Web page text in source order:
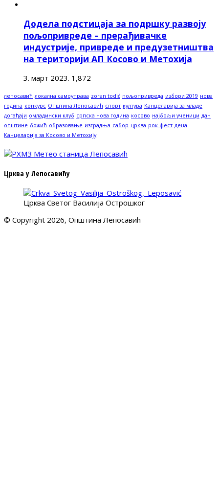
Додела подстицаја за подршку развоју
пољопривреде – прерађивачке
индустрије, привреде и предузетништва
на територији АП Косово и Метохија
3. март 2023. 1,872
лепосавић локална самоуправа zoran todić пољопривреда избори 2019 нова
година конкурс Општина Лепосавић спорт култура Канцеларија за младе
догађаји омладински клуб српска нова година косово најбољи ученици дан
општине божић образовање изградња сабор црква рок фест деца
Канцеларија за Косово и Метохију
Црква у Лепосавићу
Црква Светог Василија Острошког
© Copyright 2026, Општина Лепосавић